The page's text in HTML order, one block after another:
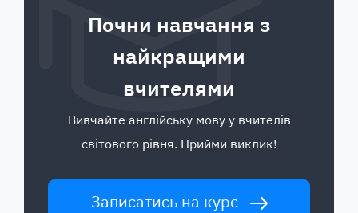
Почни навчання з
найкращими
вчителями
Вивчайте англійську мову у вчителів
світового рівня. Прийми виклик!
Записатись на курс